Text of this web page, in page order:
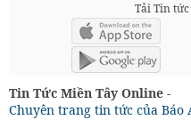
Tải Tin
Tin Tức Miền Tây Online -
Chuyên trang tin tức của Báo